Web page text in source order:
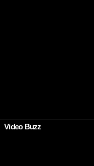
Video Buzz